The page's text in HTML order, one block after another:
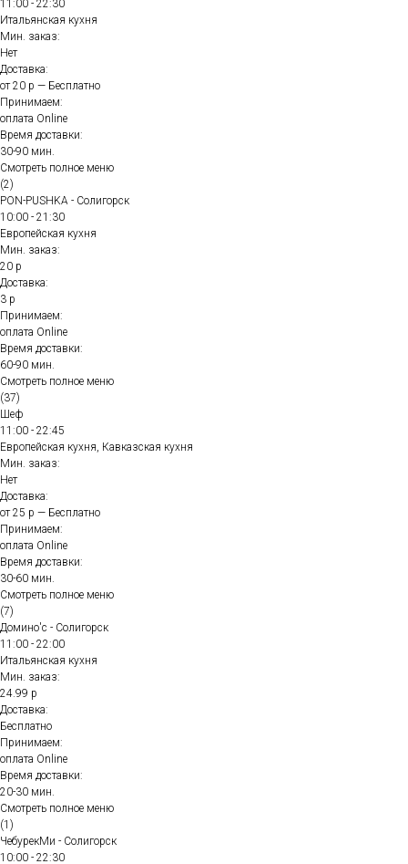
11:00 - 22:30
Итальянская кухня
Мин. заказ:
Нет
Доставка:
от 20 р — Бесплатно
Принимаем:
оплата Online
Время доставки:
30-90 мин.
Смотреть полное меню
(2)
PON-PUSHKA - Солигорск
10:00 - 21:30
Европейская кухня
Мин. заказ:
20 р
Доставка:
3 р
Принимаем:
оплата Online
Время доставки:
60-90 мин.
Смотреть полное меню
(37)
Шеф
11:00 - 22:45
Европейская кухня, Кавказская кухня
Мин. заказ:
Нет
Доставка:
от 25 р — Бесплатно
Принимаем:
оплата Online
Время доставки:
30-60 мин.
Смотреть полное меню
(7)
Домино'с - Солигорск
11:00 - 22:00
Итальянская кухня
Мин. заказ:
24.99 р
Доставка:
Бесплатно
Принимаем:
оплата Online
Время доставки:
20-30 мин.
Смотреть полное меню
(1)
ЧебурекМи - Солигорск
10:00 - 22:30